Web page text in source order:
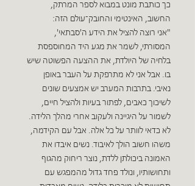
כך כותבת מונט במבוא לספר המרתק,
החשוב, האינטימי והחובק־עולם הזה:
"אני רוצה להציל את הידע ה'סבתאי',
המסורתי, לשמר את מגע היד המחוספסת
בלחיה של היולדת, את ההצעה הפשוטה שיש
בו. אבל אני לא מתרפקת על העבר באופן
נאיבי. בתרבות המערב יש אמצעים שונים
לשיכוך כאבים, לפתור בעיות ולהציל חיים,
לשמור על היגיינה ולעקוב אחרי מהלך הלידה.
לא כדאי לוותר על כל אלה. אבל עם הקידמה,
משהו חשוב הולך לאיבוד. נשים איבדו את
האמונה ביכולתן ללדת, נוצר ריחוק מהגוף
ותחושותיו, ונולד פחד גדול מהמפגש עם